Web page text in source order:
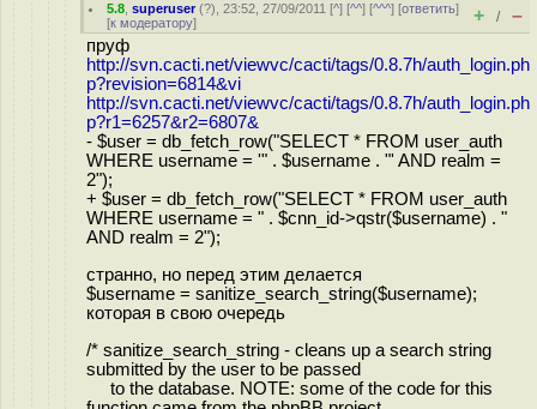
5.8 ,superuser(?), 23:52, 27/09/2011 [^] [^^] [^^^] [ответить]
[к модератору] + / –
пруф
http://svn.cacti.net/viewvc/cacti/tags/0.8.7h/auth_login.ph
p?revision=6814&vi
http://svn.cacti.net/viewvc/cacti/tags/0.8.7h/auth_login.ph
p?r1=6257&r2=6807&
- $user = db_fetch_row("SELECT * FROM user_auth
WHERE username = '" . $username . "' AND realm =
2");
+ $user = db_fetch_row("SELECT * FROM user_auth
WHERE username = " . $cnn_id->qstr($username) . "
AND realm = 2");
странно, но перед этим делается
$username = sanitize_search_string($username);
которая в свою очередь
/* sanitize_search_string - cleans up a search string
submitted by the user to be passed
to the database. NOTE: some of the code for this